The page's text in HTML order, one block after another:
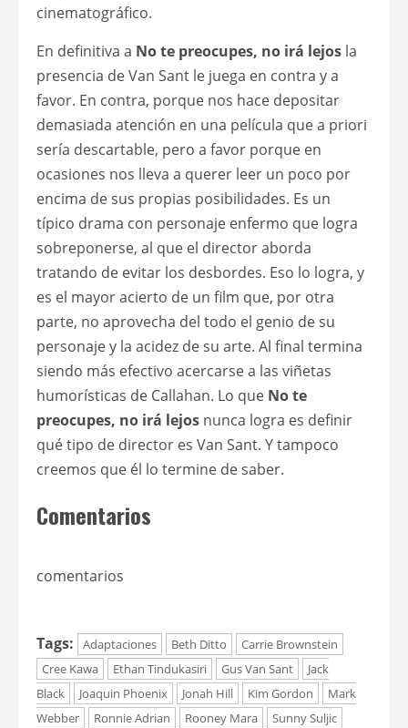
cinematográfico.
En definitiva a No te preocupes, no irá lejos la
presencia de Van Sant le juega en contra y a
favor. En contra, porque nos hace depositar
demasiada atención en una película que a priori
sería descartable, pero a favor porque en
ocasiones nos lleva a querer leer un poco por
encima de sus propias posibilidades. Es un
típico drama con personaje enfermo que logra
sobreponerse, al que el director aborda
tratando de evitar los desbordes. Eso lo logra, y
es el mayor acierto de un film que, por otra
parte, no aprovecha del todo el genio de su
personaje y la acidez de su arte. Al final termina
siendo más efectivo acercarse a las viñetas
humorísticas de Callahan. Lo que No te
preocupes, no irá lejos nunca logra es definir
qué tipo de director es Van Sant. Y tampoco
creemos que él lo termine de saber.
Comentarios
comentarios
Tags: Adaptaciones Beth Ditto
Carrie Brownstein
Cree Kawa
Ethan Tindukasiri Gus Van Sant
Jack
Black
Joaquin Phoenix Jonah Hill Kim Gordon
Mark
Webber
Ronnie Adrian Rooney Mara
Sunny Suljic